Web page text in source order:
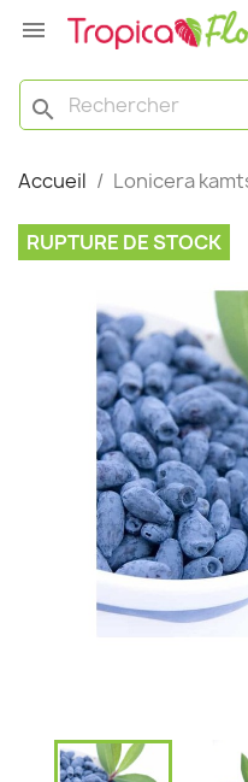

search
Accueil Lonicera
RUPTURE DE STOCK